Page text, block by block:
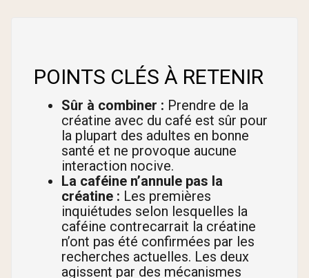
POINTS CLÉS À RETENIR
Sûr à combiner : Prendre de la
créatine avec du café est sûr pour
la plupart des adultes en bonne
santé et ne provoque aucune
interaction nocive.
La caféine n’annule pas la
créatine : Les premières
inquiétudes selon lesquelles la
caféine contrecarrait la créatine
n’ont pas été confirmées par les
recherches actuelles. Les deux
agissent par des mécanismes